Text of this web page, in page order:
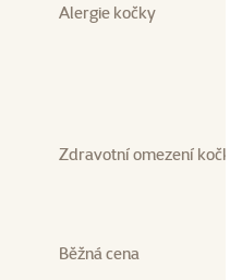
Alergie kočky
Zdravotní omezení kočky
Běžná cena